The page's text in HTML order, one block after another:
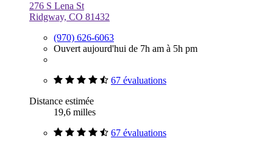
276 S Lena St
Ridgway, CO 81432
(970) 626-6063
Ouvert aujourd'hui de 7h am à 5h pm
67 évaluations
Distance estimée
19,6 milles
67 évaluations